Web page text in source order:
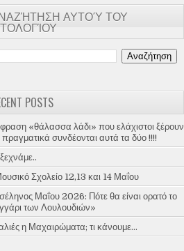
ΑΥΤΟΎ ΤΟΥ
POSTS
«θάλασσα λάδι» που ελάχιστοι ξέρουν
συνδέονται αυτά τα δύο !!!!
Σχολείο 12,13 και 14 Μαΐου
Μαΐου 2026: Πότε θα είναι ορατό το
των Λουλουδιών»
η Μαχαιρώματα; τι κάνουμε...